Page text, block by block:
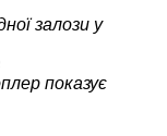
залози у
показує